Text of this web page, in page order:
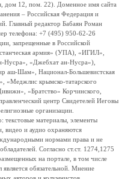
12, пом. 22). Доменное имя сайта
– Российская Федерация и
Главный редактор Бабаян Роман
телефона: +7 (495) 950-62-26
запрещенные в Российской
армия» (УПА), «ИГИЛ»,
«Джебхат ан-Нусра»),
аш-Шам», Национал-Большевистская
крымско-татарского
«Братство» Корчинского,
центр Свидетелей Иеговы
организации.
материалы, элементы
видео и аудио охраняются
нормами права и не
Согласно ст.ст. 1274,1275
на портале, в том числе
является обязательной. Мнение